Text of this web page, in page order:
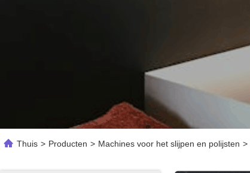
Thuis > Producten > Machines voor het slijpen en polijsten >